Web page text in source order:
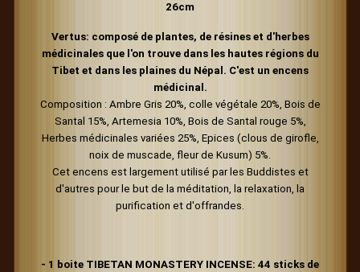
26cm
Vertus: composé de plantes, de résines et d'herbes
médicinales que l'on trouve dans les hautes régions du
Tibet et dans les plaines du Népal. C'est un encens
médicinal.
Composition : Ambre Gris 20%, colle végétale 20%, Bois de
Santal 15%, Artemesia 10%, Bois de Santal rouge 5%,
Herbes médicinales variées 25%, Epices (clous de girofle,
noix de muscade, fleur de Kusum) 5%.
Cet encens est largement utilisé par les Buddistes et
d'autres pour le but de la méditation, la relaxation, la
purification et d'offrandes.
- 1 boite TIBETAN MONASTERY INCENSE: 44 sticks de